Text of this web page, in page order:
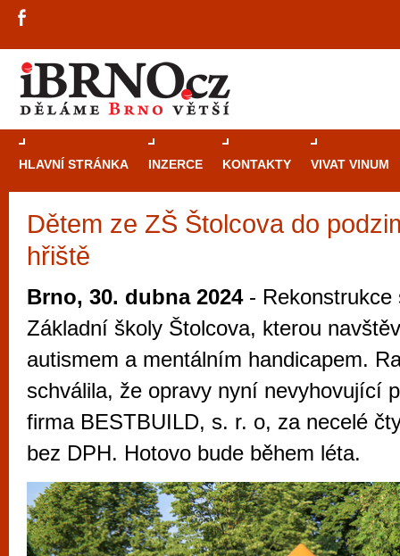
HLAVNÍ STRÁNKA INZERCE KONTAKTY VIVAT VINUM
Dětem ze ZŠ Štolcova do
hřiště
Brno, 30. dubna 2024- Rekonstrukce
Základní školy Štolcova, kterou
autismem a mentálním handicapem.
schválila, že opravy nyní nevyhovující
firma BESTBUILD, s. r. o, za necelé
bez DPH. Hotovo bude během léta.
Průvodce
Brno je
zajímavé
restaurace,
Mimo jiné je ale také místem, kde si
vyzkoušet různé kasinové hry. V
metropoli naleznete širokou nabídku her
po moderní automaty jak pro pravidelné
příležitostné hráče. V...